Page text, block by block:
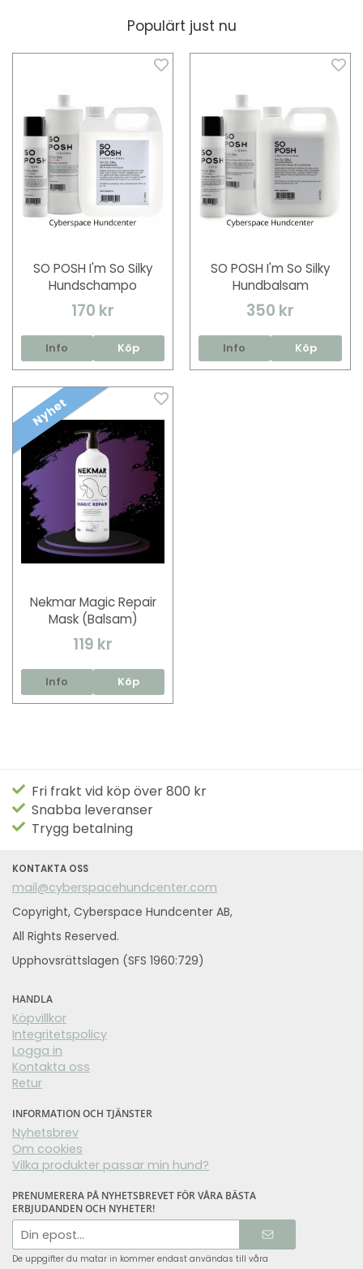
Populärt just nu
SO POSH I'm So Silky
Hundschampo
170 kr
Info Köp
SO POSH I'm So Silky
Hundbalsam
350 kr
Info Köp
Nyhet
Nekmar Magic Repair
Mask (Balsam)
119 kr
Info Köp
Fri frakt vid köp över 800 kr
Snabba leveranser
Trygg betalning
KONTAKTA OSS
mail@cyberspacehundcenter.com
Copyright, Cyberspace Hundcenter AB,
All Rights Reserved.
Upphovsrättslagen (SFS 1960:729)
HANDLA
Köpvillkor
Integritetspolicy
Logga in
Kontakta oss
Retur
INFORMATION OCH TJÄNSTER
Nyhetsbrev
Om cookies
Vilka produkter passar min hund?
PRENUMERERA PÅ NYHETSBREVET FÖR VÅRA BÄSTA
ERBJUDANDEN OCH NYHETER!
E-
postadress
De uppgifter du matar in kommer endast användas till våra